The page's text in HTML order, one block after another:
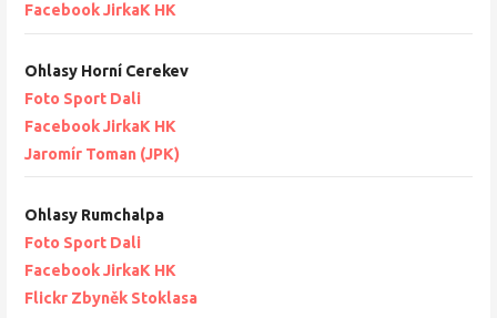
Facebook JirkaK HK
Ohlasy Horní Cerekev
Foto Sport Dali
Facebook JirkaK HK
Jaromír Toman (JPK)
Ohlasy Rumchalpa
Foto Sport Dali
Facebook JirkaK HK
Flickr Zbyněk Stoklasa